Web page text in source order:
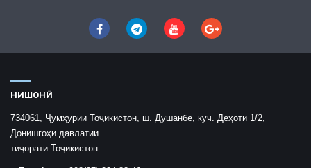
НИШОНӢ
734061, Ҷумҳурии Тоҷикистон, ш. Душанбе, кӯч. Деҳоти 1/2,
Донишгоҳи давлатии
тиҷорати Тоҷикистон